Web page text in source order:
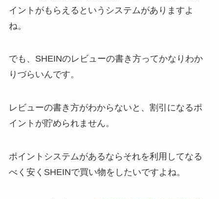
イントがもらえるというシステムがありますよ
ね。
でも、SHEINのレビューの書き方ってかなりわか
りづらいんです。
レビューの書き方がわからないと、割引になるポ
イントが貯められません。
ポイントシステムがあるならそれを利用してなる
べく安くSHEINで買い物をしたいですよね。